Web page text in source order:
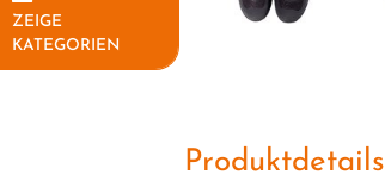
ZEIGE
KATEGORIEN
Produktdetails